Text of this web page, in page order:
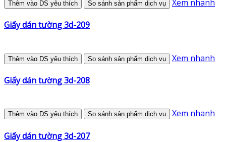
Thêm vào DS yêu thích So sánh sản phẩm dịch vụ Xem nhanh
Giấy dán tường 3d-209
Thêm vào DS yêu thích So sánh sản phẩm dịch vụ Xem nhanh
Giấy dán tường 3d-208
Thêm vào DS yêu thích So sánh sản phẩm dịch vụ Xem nhanh
Giấy dán tường 3d-207